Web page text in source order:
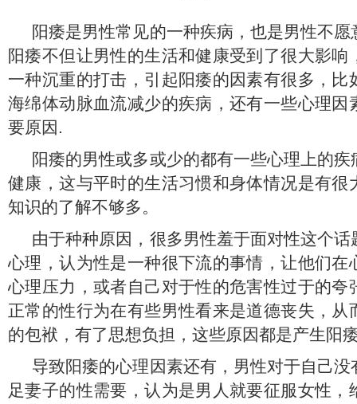
阳痿是男性常见的一种疾病，也是男性不
阳痿不但让男性的生活和健康受到了很大影响
一种沉重的打击，引起阳痿的因素有很多，比
海绵体动脉血流减少的疾病，还有一些心理因
要原因.
阳痿的男性或多或少的都有一些心理上的
健康，这与平时的生活习惯和身体情况是有很
知识的了解不够多。
由于种种原因，很多男性羞于面对性这个
心理，认为性是一种很下流的事情，让他们在
心理压力，或者自己对于性的危害性过于的夸
正常的性行为在有些男性看来是道德丧失，从
的包袱，有了思想负担，这些原因都是产生阳
导致阳痿的心理因素还有，男性对于自己
足妻子的性需要，认为是男人就要征服女性，